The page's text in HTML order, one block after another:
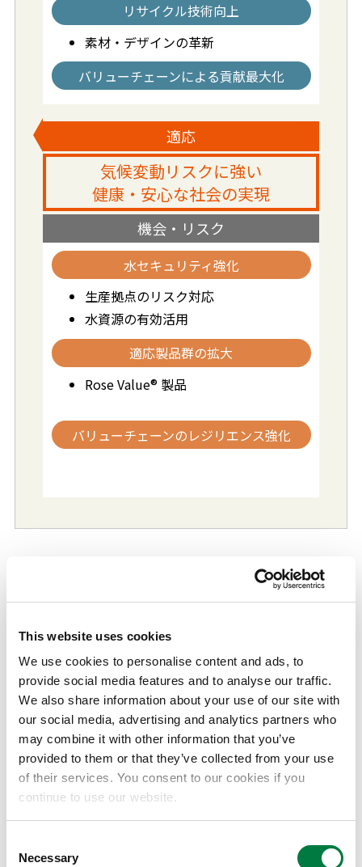
This website uses cookies
We use cookies to personalise content and ads, to
provide social media features and to analyse our traffic.
We also share information about your use of our site with
our social media, advertising and analytics partners who
may combine it with other information that you’ve
provided to them or that they’ve collected from your use
of their services. You consent to our cookies if you
continue to use our website.
Selection
Necessary
リサイクル技術向上
素材・デザインの革新
バリューチェーンによる貢献最大化
適応
気候変動リスクに強い
健康・安心な社会の実現
機会・リスク
水セキュリティ強化
生産拠点のリスク対応
水資源の有効活用
適応製品群の拡大
Rose Value® 製品
バリューチェーンのレジリエンス強化
気候変動 緩和策：GHG削減推進による低炭
素社会の実現
てGHG削減を推進します。当社グループは、自社におけ
るGHG排出量の削減を進めるともに、製品・サービス
を通じたバリューチェーン全体での脱炭素化に取り組
み、2050年のカーボンニュートラルを目指します。
2020年度に策定したカーボンニュートラル戦略にも本
方針を織り込み、具体的な取り組みを進めています。